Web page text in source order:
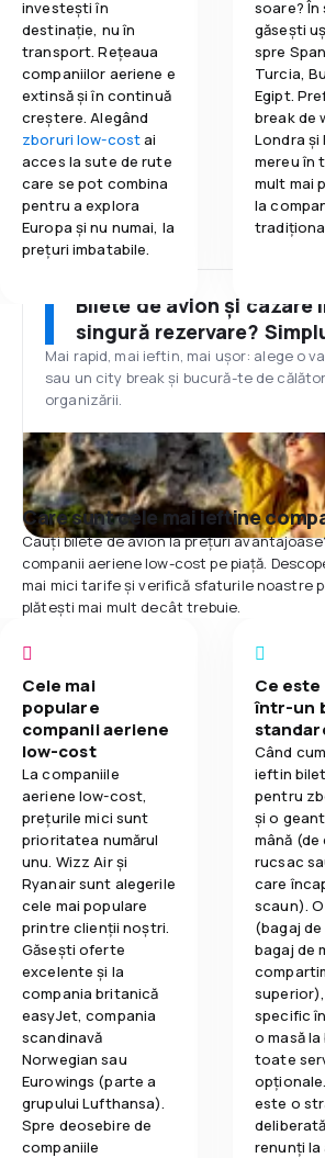
investești în
destinație, nu în
transport. Rețeaua
companiilor aeriene e
extinsă și în continuă
creștere. Alegând
zboruri low-costai
acces la sute de rute
care se pot combina
pentru a explora
Europa și nu numai, la
prețuri imbatabile.
soare? În
găsești
spre
Turcia,
Egipt.
break de
Londra și
mereu în
mult mai
la
Bilete de avion și cazare
singură rezervare?
Mai rapid, mai ieftin, mai ușor: alege o
sau un city break și bucură-te de
organizării.
Care sunt cele mai ieftine
Cauți bilete de avion la prețuri
companii aeriene low-cost pe piață.
mai mici tarife și verifică sfaturile noastre
plătești mai mult decât trebuie.
Cele mai
populare
companii aeriene
low-cost
La companiile
aeriene low-cost,
prețurile mici sunt
prioritatea numărul
unu. Wizz Air și
Ryanair sunt alegerile
cele mai populare
printre clienții noștri.
Găsești oferte
excelente și la
compania britanică
easyJet, compania
scandinavă
Norwegian sau
Eurowings (parte a
grupului Lufthansa).
Spre deosebire de
companiile
Ce
într-un
Când
ieftin
pentru
și o
mână (de
rucsac
care
scaun).
(bagaj de
bagaj de
specific
o masă
toate
este o
renunți